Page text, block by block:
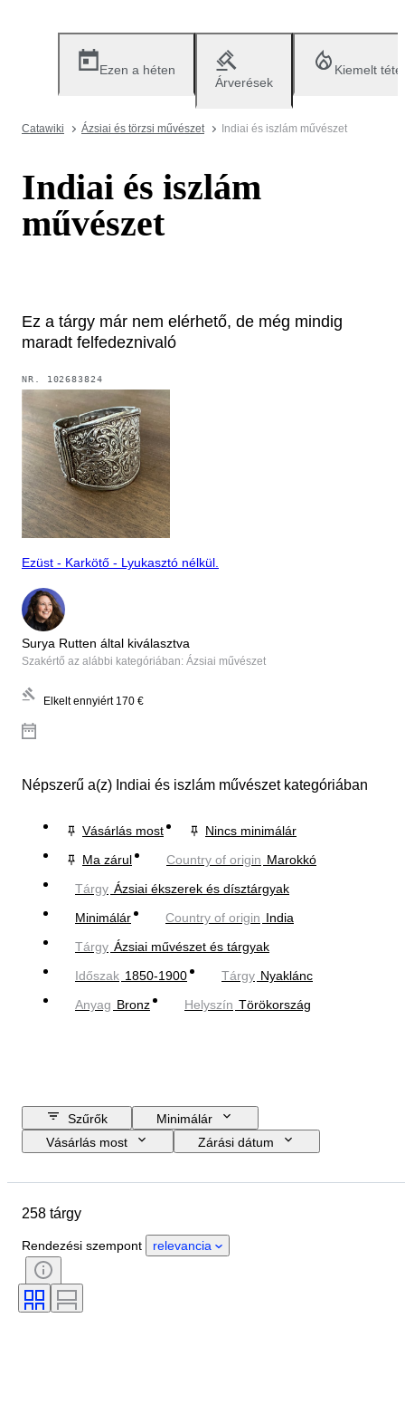
Ezen a héten
Árverések
Kiemelt
Catawiki Ázsiai és törzsi művészet Indiai és iszlám művészet
Indiai és iszlám
művészet
Ez a tárgy már nem elérhető, de még mindig
maradt felfedeznivaló
NR. 102683824
Ezüst - Karkötő - Lyukasztó nélkül.
Surya Rutten által kiválasztva
Szakértő az alábbi kategóriában: Ázsiai művészet
Elkelt ennyiért 170 €
Népszerű a(z) Indiai és iszlám művészet kategóriában
Vásárlás most
Nincs minimálár
Ma zárul
Country of origin Marokkó
Tárgy Ázsiai ékszerek és dísztárgyak
Minimálár
Country of origin India
Tárgy Ázsiai művészet és tárgyak
Időszak 1850-1900 Tárgy Nyaklánc
Anyag Bronz Helyszín Törökország
Szűrők
Minimálár
Vásárlás most
Zárási dátum
Country of origin
Állapot
Kő
Tanúsítvány
Stílus
Szín
258 tárgy
Rendezési szempont relevancia